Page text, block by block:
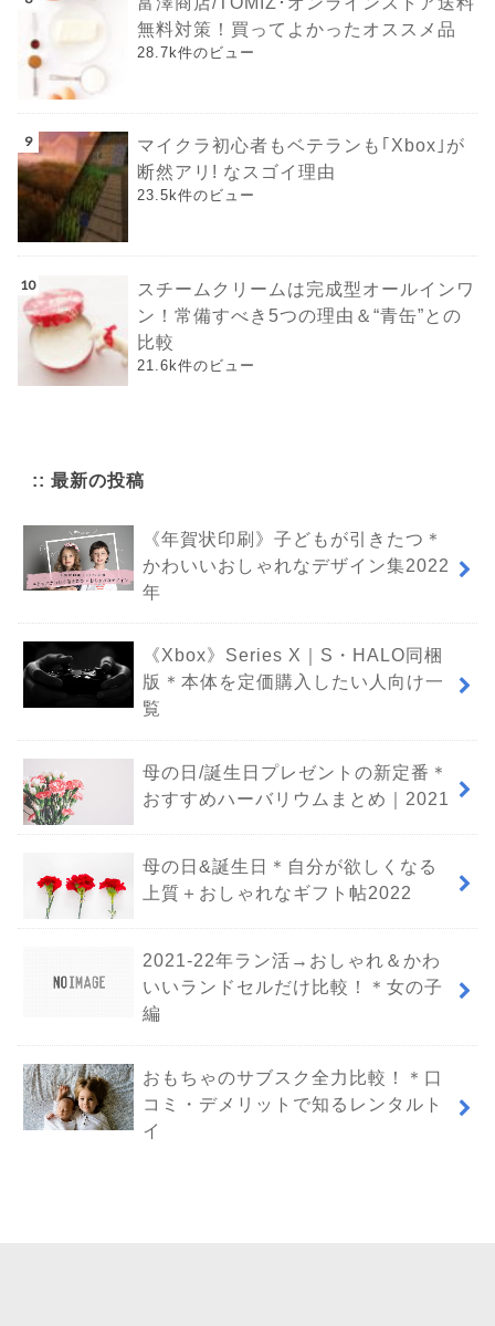
無料対策！買ってよかったオススメ品
28.7k件のビュー
マイクラ初心者もベテランも｢Xbox｣が
断然アリ! なスゴイ理由
23.5k件のビュー
スチームクリームは完成型オールインワ
ン！常備すべき5つの理由＆“青缶”との
比較
21.6k件のビュー
:: 最新の投稿
《年賀状印刷》子どもが引きたつ＊
かわいいおしゃれなデザイン集2022
年
《Xbox》Series X｜S・HALO同梱
版＊本体を定価購入したい人向け一
覧
母の日/誕生日プレゼントの新定番＊
おすすめハーバリウムまとめ｜2021
母の日&誕生日＊自分が欲しくなる
上質＋おしゃれなギフト帖2022
2021-22年ラン活→おしゃれ＆かわ
いいランドセルだけ比較！＊女の子
編
おもちゃのサブスク全力比較！＊口
コミ・デメリットで知るレンタルト
イ